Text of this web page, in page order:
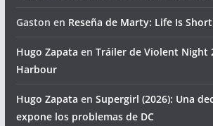
Gaston en Reseña de Marty: Life Is Short
Hugo Zapata en Tráiler de Violent Night
Harbour
Hugo Zapata en Supergirl (2026): Una
expone los problemas de DC